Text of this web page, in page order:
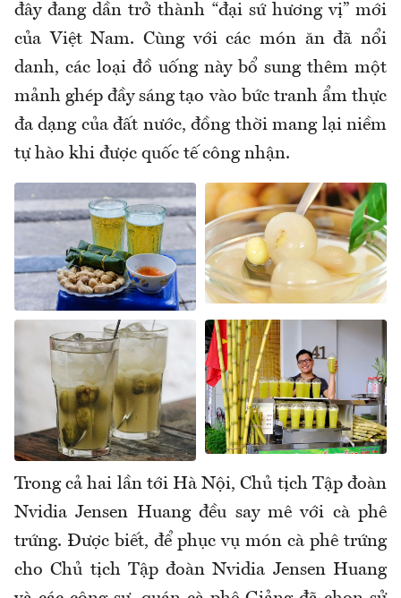
đây đang dần trở thành “đại sứ hương vị” mới
của Việt Nam. Cùng với các món ăn đã nổi
danh, các loại đồ uống này bổ sung thêm một
mảnh ghép đầy sáng tạo vào bức tranh ẩm thực
đa dạng của đất nước, đồng thời mang lại niềm
tự hào khi được quốc tế công nhận.
Trong cả hai lần tới Hà Nội, Chủ tịch Tập đoàn
Nvidia Jensen Huang đều say mê với cà phê
trứng. Được biết, để phục vụ món cà phê trứng
cho Chủ tịch Tập đoàn Nvidia Jensen Huang